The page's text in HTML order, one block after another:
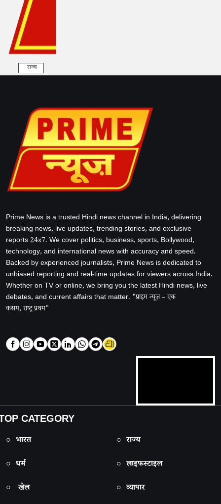
राज्य
Prime News is a trusted Hindi news channel in India, delivering
breaking news, live updates, trending stories, and exclusive
reports 24x7. We cover politics, business, sports, Bollywood,
technology, and international news with accuracy and speed.
Backed by experienced journalists, Prime News is dedicated to
unbiased reporting and real-time updates for viewers across India.
Whether on TV or online, we bring you the latest Hindi news, live
debates, and current affairs that matter. "प्राइम न्यूज़ – एक
कसम, राष्ट्र प्रथम"
CATEGORY
○ भारत
○ राज्य
○ धर्म
○ लाइफस्टाइल
○ खेल
○ व्यापार